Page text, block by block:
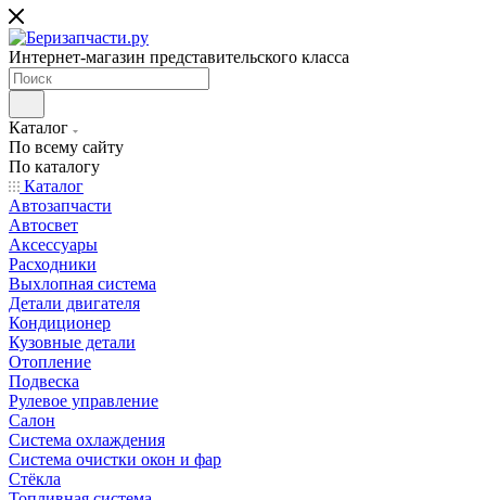
Интернет-магазин представительского класса
Каталог
По всему сайту
По каталогу
Каталог
Автозапчасти
Автосвет
Аксессуары
Расходники
Выхлопная система
Детали двигателя
Кондиционер
Кузовные детали
Отопление
Подвеска
Рулевое управление
Салон
Система охлаждения
Система очистки окон и фар
Стёкла